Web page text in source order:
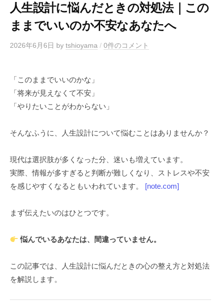
人生設計に悩んだときの対処法｜この
ままでいいのか不安なあなたへ
2026年6月6日 by tshioyama / 0件のコメント
「このままでいいのかな」
「将来が見えなくて不安」
「やりたいことがわからない」
そんなふうに、人生設計について悩むことはありませんか？
現代は選択肢が多くなった分、迷いも増えています。
実際、情報が多すぎると判断が難しくなり、ストレスや不安
を感じやすくなるともいわれています。 [note.com]
まず伝えたいのはひとつです。
悩んでいるあなたは、間違っていません。
この記事では、人生設計に悩んだときの心の整え方と対処法
を解説します。